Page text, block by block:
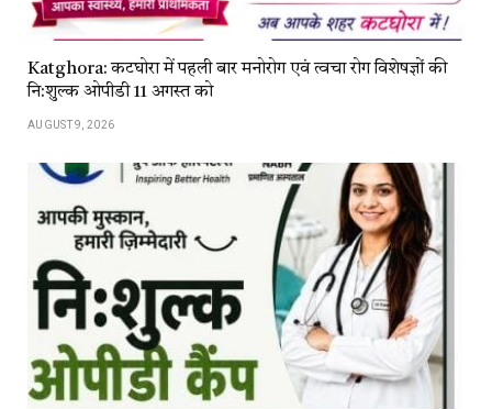
Katghora: कटघोरा में पहली बार मनोरोग एवं त्वचा रोग विशेषज्ञों की
नि:शुल्क ओपीडी 11 अगस्त को
AUGUST 9, 2026